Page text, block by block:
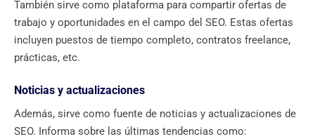
También sirve como plataforma para compartir ofertas de
trabajo y oportunidades en el campo del SEO. Estas ofertas
incluyen puestos de tiempo completo, contratos freelance,
prácticas, etc.
Noticias y actualizaciones
Además, sirve como fuente de noticias y actualizaciones de
SEO. Informa sobre las últimas tendencias como: